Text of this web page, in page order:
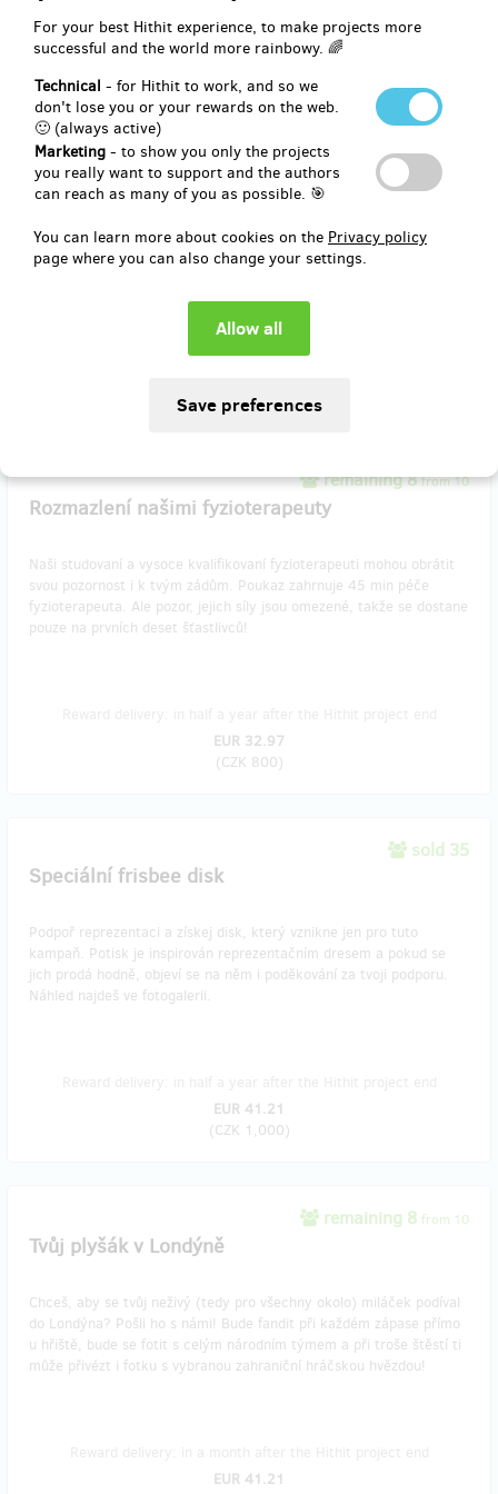
For your best Hithit experience, to make projects more
successful and the world more rainbowy. 🌈
Technical - for Hithit to work, and so we
don't lose you or your rewards on the web.
🙂 (always active)
Marketing - to show you only the projects
you really want to support and the authors
can reach as many of you as possible. 🎯
You can learn more about cookies on the Privacy policy
page where you can also change your settings.
Frisbee s poděkováním/autogramem
Standardní disk s potiskem ČALD nebo Discraft hvězdou, ALE s
nestandardním věnováním od našich reprezentantů. Přeješ si sehnat
na svůj disk autogram Beau Kitredge, Brodieho Smithe, Dylana
Freechilda, Kurta Gibsona, Opi Payne, nebo někoho jiného?
tomu, abychom ti vysněný autogram zajistili. Své představy napiš
prosím do poznámky.
Reward delivery: on address, in a quarter after the Hithit project
remaining 8from 10
Rozmazlení našimi fyzioterapeuty
Naši studovaní a vysoce kvalifikovaní fyzioterapeuti mohou obrátit
svou pozornost i k tvým zádům. Poukaz zahrnuje 45 min péče
fyzioterapeuta. Ale pozor, jejich síly jsou omezené, takže se dostane
pouze na prvních deset šťastlivců!
EUR 32.97
(CZK 800)
sold 35
Speciální frisbee disk
Podpoř reprezentaci a získej disk, který vznikne jen pro tuto
kampaň. Potisk je inspirován reprezentačním dresem a pokud se
jich prodá hodně, objeví se na něm i poděkování za tvoji podporu.
Náhled najdeš ve fotogalerii.
EUR 41.21
(CZK 1,000)
remaining 8 from 10
Tvůj plyšák v Londýně
Chceš, aby se tvůj neživý (tedy pro všechny okolo) miláček podíval
do Londýna? Pošli ho s námi! Bude fandit při každém zápase přímo
u hřiště, bude se fotit s celým národním týmem a při troše štěstí ti
může přivézt i fotku s vybranou zahraniční hráčskou hvězdou!
EUR 41.21